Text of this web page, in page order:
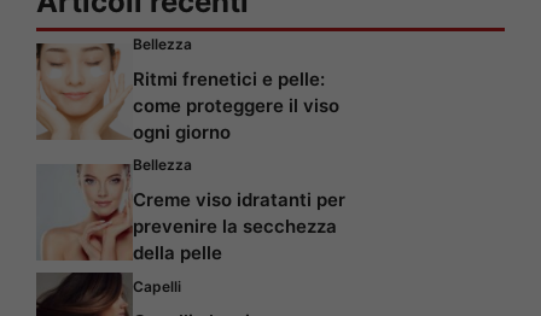
Bellezza
Ritmi frenetici e pelle:
come proteggere il viso
ogni giorno
Bellezza
Creme viso idratanti per
prevenire la secchezza
della pelle
Capelli